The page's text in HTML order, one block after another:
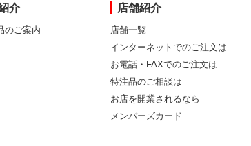
介
のご案内
店舗紹介
店舗一覧
インターネットでのご注文は
お電話・FAXでのご注文は
特注品のご相談は
お店を開業されるなら
メンバーズカード